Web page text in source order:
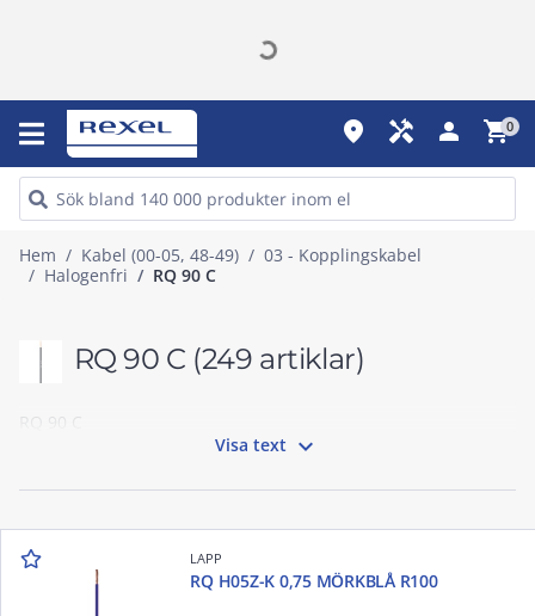
place handyman person shopping_cart0
Hem Kabel (00-05, 48-49)
03 - Kopplingskabel
Halogenfri
RQ 90 C
RQ 90 C (249 artiklar)
RQ 90 C
Visa text 
LAPP
RQ H05Z-K 0,75 MÖRKBLÅ R100